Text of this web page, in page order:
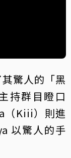
驚人的「黑
持群目瞪口
（Kiii）則進
以驚人的手